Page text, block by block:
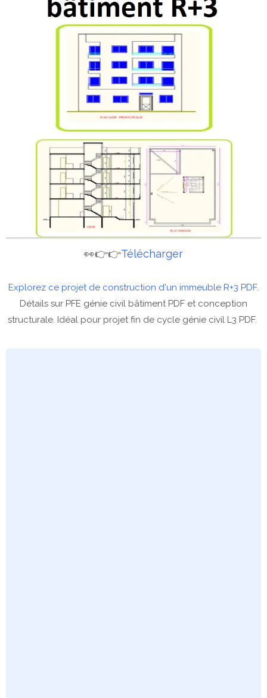
👀👉👉Télécharger
Explorez ce projet de construction d'un immeuble R+3 PDF.
Détails sur PFE génie civil bâtiment PDF et conception
structurale. Idéal pour projet fin de cycle génie civil L3 PDF.